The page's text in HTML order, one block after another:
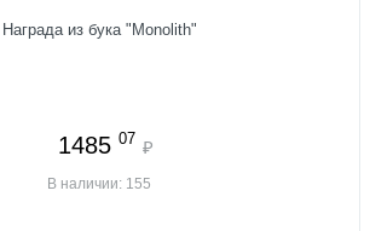
Награда из бука "Monolith"
1485 07 ₽
В наличии: 155